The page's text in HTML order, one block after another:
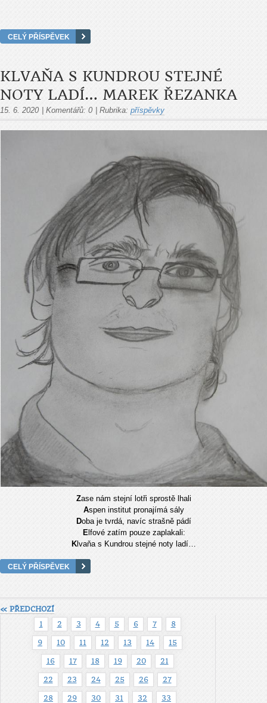
CELÝ PŘÍSPĚVEK
KLVAŇA S KUNDROU STEJNÉ
NOTY LADÍ… MAREK ŘEZANKA
15. 6. 2020 Komentářů: 0 Rubrika: příspěvky
Zase nám stejní lotři sprostě lhali
Aspen institut pronajímá sály
Doba je tvrdá, navíc strašně pádí
Elfové zatím pouze zaplakali:
Klvaňa s Kundrou stejné noty ladí…
CELÝ PŘÍSPĚVEK
« PŘEDCHOZÍ
1
2 3 4 5 6 7 8
9 10 11 12 13 14 15
16 17 18 19 20 21
22 23 24 25 26 27
28 29 30 31 32 33